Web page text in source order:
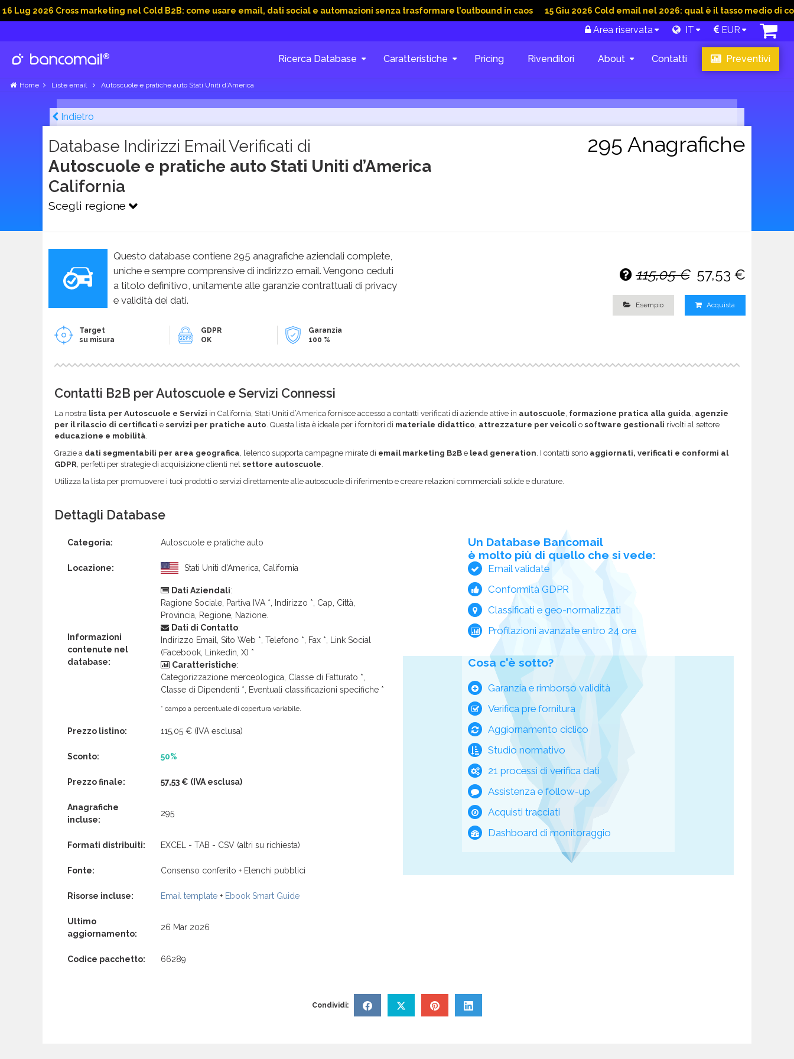
Cross marketing nel Cold B2B: come usare email, dati social e automazioni senza trasformare l’outbound in caos 15 Giu 2026 Cold email nel 2026: qual è il tasso medio di
Area riservata IT EUR
Ricerca Database Caratteristiche Pricing Rivenditori About Contatti Preventivi
Home Liste email Autoscuole e pratiche auto Stati Uniti d’America
Indietro
Database Indirizzi Email Verificati di
Autoscuole e pratiche auto Stati Uniti d’America
California
Scegli regione
295 Anagrafiche
Questo database contiene 295 anagrafiche aziendali complete,
uniche e sempre comprensive di indirizzo email. Vengono ceduti
a titolo definitivo, unitamente alle garanzie contrattuali di privacy
e validità dei dati.
Target
su misura
GDPR
OK
Garanzia
100 %
115,05 € 57,53 €
Esempio Acquista
Contatti B2B per Autoscuole e Servizi Connessi
La nostra lista per Autoscuole e Servizi in California, Stati Uniti d’America fornisce accesso a contatti verificati di aziende attive in autoscuole formazione pratica alla guida agenzie
per il rilascio di certificati e servizi per pratiche auto . Questa lista è ideale per i fornitori di materiale didattico attrezzature per veicoli o software gestionali rivolti al settore
educazione e mobilità
Grazie a dati segmentabili per area geografica , l’elenco supporta campagne mirate di email marketing B2B e lead generation . I contatti sono aggiornati, verificati e conformi al
GDPR , perfetti per strategie di acquisizione clienti nel settore autoscuole
Utilizza la lista per promuovere i tuoi prodotti o servizi direttamente alle autoscuole di riferimento e creare relazioni commerciali solide e durature.
Dettagli Database
Categoria: Autoscuole e pratiche auto
Locazione: Stati Uniti d’America, California
Informazioni
contenute nel
database:
Dati Aziendali:
Ragione Sociale, Partiva IVA *, Indirizzo *, Cap, Città,
Provincia, Regione, Nazione.
Dati di Contatto:
Indirizzo Email, Sito Web *, Telefono *, Fax *, Link Social
(Facebook, Linkedin, X) *
Caratteristiche:
Categorizzazione merceologica, Classe di Fatturato *,
Classe di Dipendenti *, Eventuali classificazioni specifiche *
* campo a percentuale di copertura variabile.
Prezzo listino: 115,05 € (IVA esclusa)
Sconto: 50%
Prezzo finale: 57,53 € (IVA esclusa)
Anagrafiche
incluse:
295
Formati distribuiti: EXCEL - TAB - CSV (altri su richiesta)
Fonte: Consenso conferito + Elenchi pubblici
Risorse incluse: Email template + Ebook Smart Guide
Ultimo
aggiornamento:
26 Mar 2026
Codice pacchetto: 66289
Un Database Bancomail
è molto più di quello che si vede:
Email validate
Conformità GDPR
Classificati e geo-normalizzati
Profilazioni avanzate entro 24 ore
Cosa c'è sotto?
Garanzia e rimborso validità
Verifica pre fornitura
Aggiornamento ciclico
Studio normativo
21 processi di verifica dati
Assistenza e follow-up
Acquisti tracciati
Dashboard di monitoraggio
Condividi: